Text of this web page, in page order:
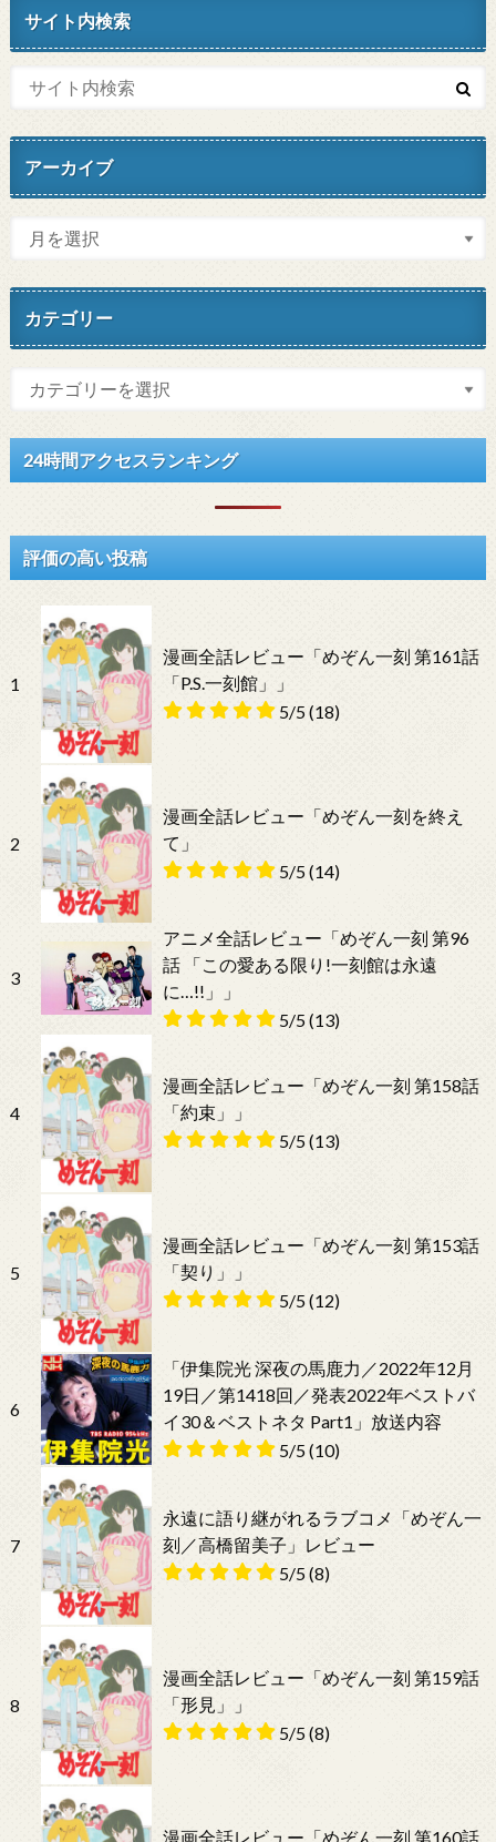
サイト内検索
アーカイブ
カテゴリー
24時間アクセスランキング
評価の高い投稿
1
漫画全話レビュー「めぞん一刻 第161話
「P.S.一刻館」」
5/5(18)
2
漫画全話レビュー「めぞん一刻を終え
て」
5/5(14)
3
アニメ全話レビュー「めぞん一刻 第96
話 「この愛ある限り!一刻館は永遠
に…!!」」
5/5(13)
4
漫画全話レビュー「めぞん一刻 第158話
「約束」」
5/5(13)
5
漫画全話レビュー「めぞん一刻 第153話
「契り」」
5/5(12)
6
「伊集院光 深夜の馬鹿力／2022年12月
19日／第1418回／発表2022年ベストバ
イ30＆ベストネタ Part1」放送内容
5/5(10)
7
永遠に語り継がれるラブコメ「めぞん一
刻／高橋留美子」レビュー
5/5(8)
8
漫画全話レビュー「めぞん一刻 第159話
「形見」」
5/5(8)
漫画全話レビュー「めぞん一刻 第160話